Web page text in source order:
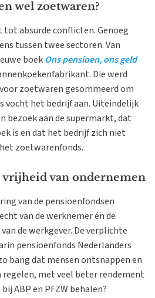
wel zoetwaren?
absurde conflicten. Genoeg
tussen twee sectoren. Van
boekOns pensioen, ons geld
Die werd
zoetwaren gesommeerd om
vocht het bedrijf aan. Uiteindelijk
bezoek aan de supermarkt, dat
is en dat het bedrijf zich niet
zoetwarenfonds.
vrijheid van ondernemen
van de pensioenfondsen
van de werknemer én de
de werkgever. De verplichte
pensioenfonds Nederlanders
bang dat mensen ontsnappen en
regelen, met veel beter rendement
ABP en PFZW behalen?